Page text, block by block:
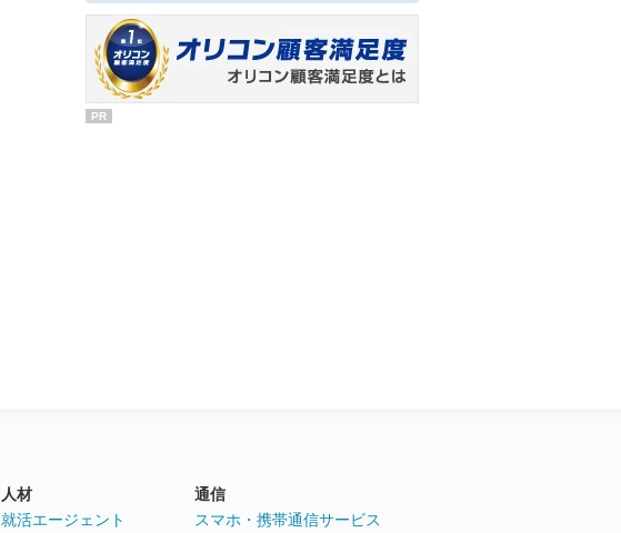
PR
人材
就活エージェント
通信
スマホ・携帯通信サービス